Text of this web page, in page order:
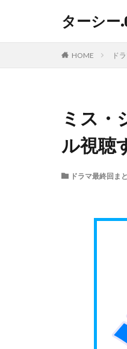
ターシー
HOME ド
ミス・
ル視聴
ドラマ最終回ま